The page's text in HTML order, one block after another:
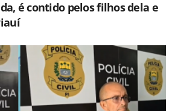
é contido pelos filhos dela e